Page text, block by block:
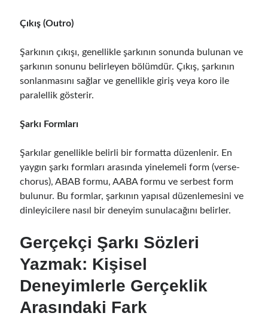
Çıkış (Outro)
Şarkının çıkışı, genellikle şarkının sonunda bulunan ve
şarkının sonunu belirleyen bölümdür. Çıkış, şarkının
sonlanmasını sağlar ve genellikle giriş veya koro ile
paralellik gösterir.
Şarkı Formları
Şarkılar genellikle belirli bir formatta düzenlenir. En
yaygın şarkı formları arasında yinelemeli form (verse-
chorus), ABAB formu, AABA formu ve serbest form
bulunur. Bu formlar, şarkının yapısal düzenlemesini ve
dinleyicilere nasıl bir deneyim sunulacağını belirler.
Gerçekçi Şarkı Sözleri
Yazmak: Kişisel
Deneyimlerle Gerçeklik
Arasındaki Fark